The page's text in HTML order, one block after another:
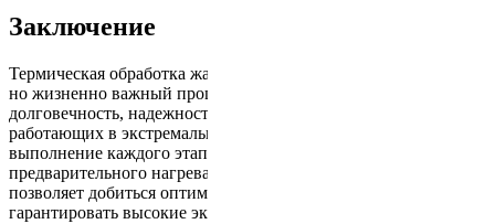
Заключение
Термическая обработка жаропрочных сплавов – это сложный,
но жизненно важный процесс, от которого зависит
долговечность, надежность и безопасность изделий,
работающих в экстремальных условиях. Правильное
выполнение каждого этапа технологического процесса – от
предварительного нагрева до финального контроля –
позволяет добиться оптимальной структуры материала и
гарантировать высокие эксплуатационные характеристики.